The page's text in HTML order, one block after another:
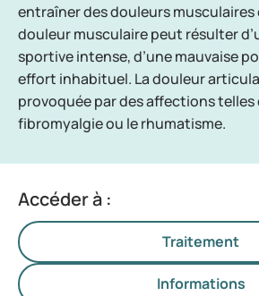
entraîner des douleurs musculaires
douleur musculaire peut résulter
sportive intense, d’une mauvaise
effort inhabituel. La douleur
provoquée par des affections telles
fibromyalgie ou le rhumatisme.
Accéder à :
Traitement
Informations